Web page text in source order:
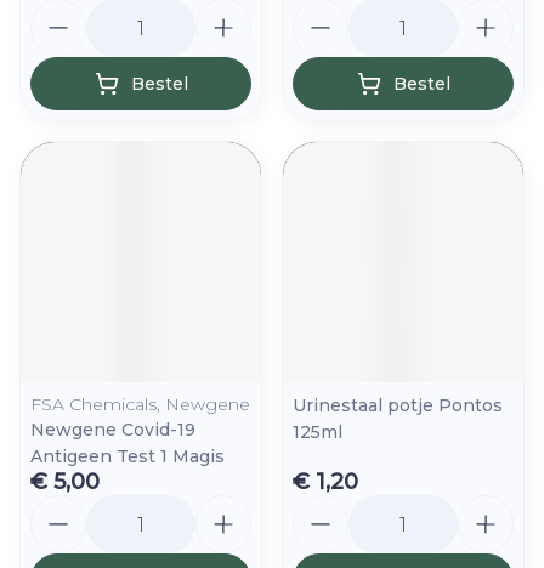
Bestel Bestel
FSA Chemicals, Newgene
Newgene Covid-19
Antigeen Test 1 Magis
€ 5,00
Urinestaal potje Pontos
125ml
€ 1,20